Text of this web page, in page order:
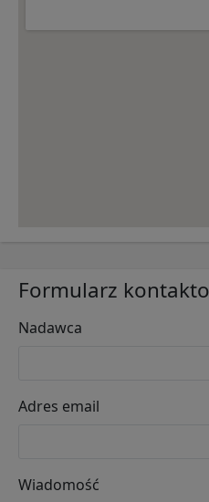
Formularz
Nadawca
Adres email
Wiadomość